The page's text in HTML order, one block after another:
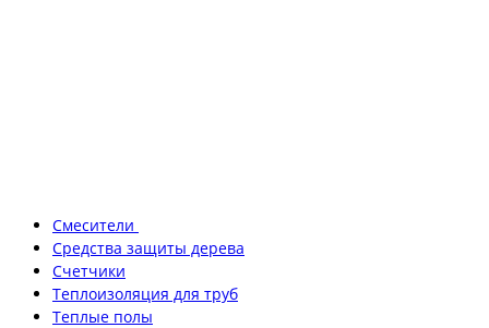
Смесители
Средства защиты дерева
Счетчики
Теплоизоляция для труб
Теплые полы